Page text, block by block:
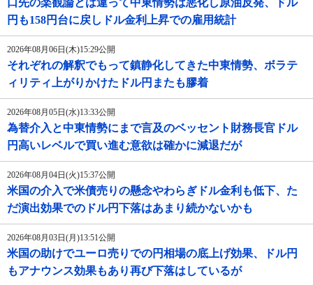
口先の楽観論とは違って中東情勢は悪化し原油反発、ドル
円も158円台に戻しドル金利上昇での雇用統計
2026年08月06日(木)15:29公開
それぞれの解釈でもって鎮静化してきた中東情勢、ボラテ
ィリティ上がりかけたドル円またも膠着
2026年08月05日(水)13:33公開
為替介入と中東情勢にまで言及のベッセント財務長官ドル
円高いレベルで買い進む意欲は確かに減退だが
2026年08月04日(火)15:37公開
米国の介入で米債売りの懸念やわらぎドル金利も低下、た
だ演出効果でのドル円下落はあまり続かないかも
2026年08月03日(月)13:51公開
米国の助けでユーロ売りでの円相場の底上げ効果、ドル円
もアナウンス効果もあり再び下落はしているが